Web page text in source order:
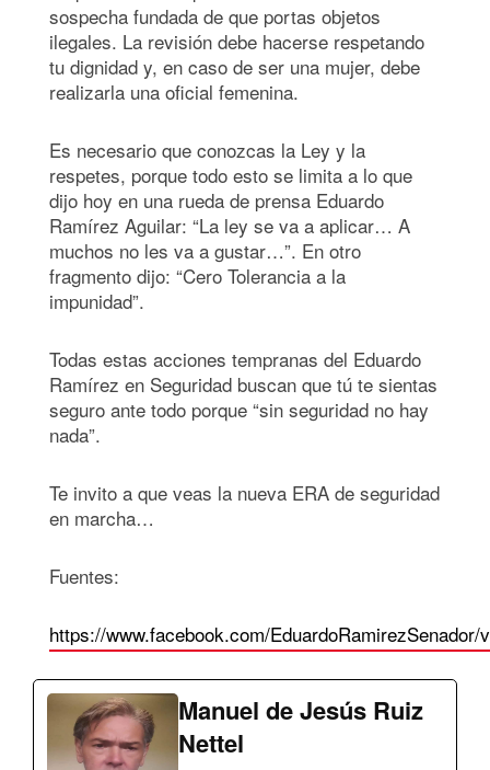
sospecha fundada de que portas objetos
ilegales. La revisión debe hacerse respetando
tu dignidad y, en caso de ser una mujer, debe
realizarla una oficial femenina.
Es necesario que conozcas la Ley y la
respetes, porque todo esto se limita a lo que
dijo hoy en una rueda de prensa Eduardo
Ramírez Aguilar: “La ley se va a aplicar… A
muchos no les va a gustar…”. En otro
fragmento dijo: “Cero Tolerancia a la
impunidad”.
Todas estas acciones tempranas del Eduardo
Ramírez en Seguridad buscan que tú te sientas
seguro ante todo porque “sin seguridad no hay
nada”.
Te invito a que veas la nueva ERA de seguridad
en marcha…
Fuentes:
https://www.facebook.com/EduardoRamirezSenador/
Manuel de Jesús Ruiz
Nettel